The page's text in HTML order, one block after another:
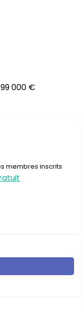
99 000 €
membres inscrits